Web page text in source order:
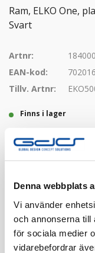
Denna webbplats
Vi använder
och annonserna till
för sociala medier
vidarebefordrar
Ram, ELKO One,
Svart
Artnr:
EAN-kod:
Tillv. Artnr:
Finns i lager
Registrera
Finns i flera